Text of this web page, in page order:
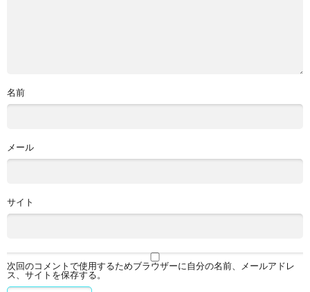
名前
メール
サイト
次回のコメントで使用するためブラウザーに自分の名前、メールアドレ
ス、サイトを保存する。